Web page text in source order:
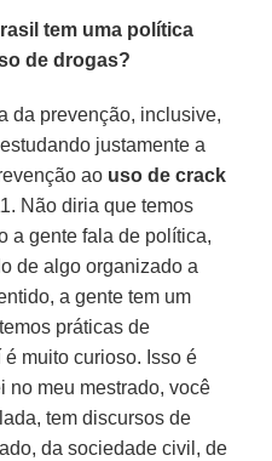
tem uma política
de drogas?
da prevenção, inclusive,
justamente a
ao uso de crack
Não diria que temos
a gente fala de política,
de algo organizado a
a gente tem um
práticas de
muito curioso. Isso é
no meu mestrado, você
tem discursos de
da sociedade civil, de